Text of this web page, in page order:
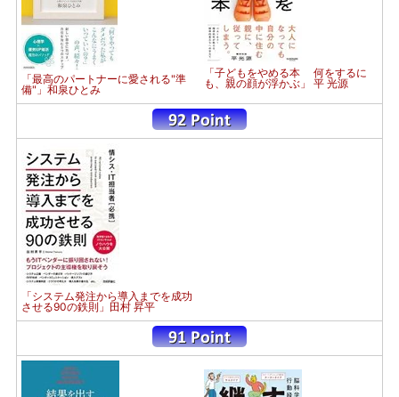
「最高のパートナーに愛される"準
備"」和泉ひとみ
「子どもをやめる本 何をするに
も、親の顔が浮かぶ」 平 光源
「システム発注から導入までを成功
させる90の鉄則」田村 昇平